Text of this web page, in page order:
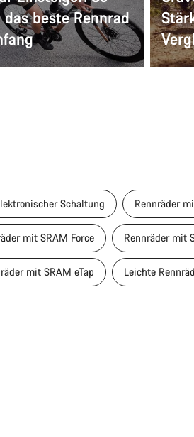
beste Rennrad
Schaltung Rennräder
mit SRAM Force Rennräder mit
mit SRAM eTap Leichte